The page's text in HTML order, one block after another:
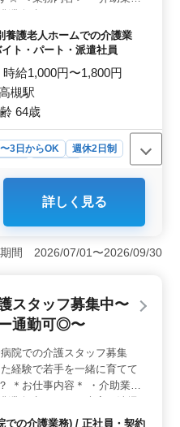
。長期的なキャリアを積
リテーションサポート ・書
理 ・サービス利用者の家族
夜勤有り ・介護福祉士資格
良い環境づくりのために、
きる方を求めています！ 気
まずはお気軽にお問い合わせ
養護老人ホームでの介護業
ト・パート・派遣社員
給1,000円〜1,800円
槻駅
64歳
3日からOK
週休2日制
・介護スタッフ
特別養護老人ホームでの
位置する特別養護老人ホ
以上の方々が積極的に活
求めています。 ＜幅広
助からレクリエーショ
類作成や家族との相談な
わることができま
福利厚生が充実してお
が整えられています。通
りと支給され、安心して
詳しく見る
間 2026/07/01〜2026/09/30
スタッフ募集中〜
通勤可◎〜
院での介護スタッフ募集
経験で若手を一緒に育てて
＊お仕事内容＊ ・介助業務
看護師補助 ＊ポイント＊ ・
での介護業務) / 正社員・契約